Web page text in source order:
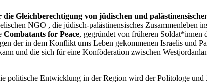
Gleichberechtigung von jüdischen und
NGO , die jüdisch-palästinensisches
Combatants for Peace, gegründet von früheren Soldat*innen
der in dem Konflikt ums Leben gekommenen Israelis und
und die sich für eine Konföderation zwischen
politische Entwicklung in der Region wird der Politologe und